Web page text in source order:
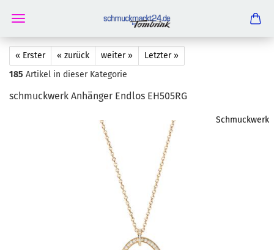
« Erster « zurück weiter »
Letzter »
185 Artikel in dieser Kategorie
schmuck­werk An­hän­ger End­los EH505RG
Schmuckwerk